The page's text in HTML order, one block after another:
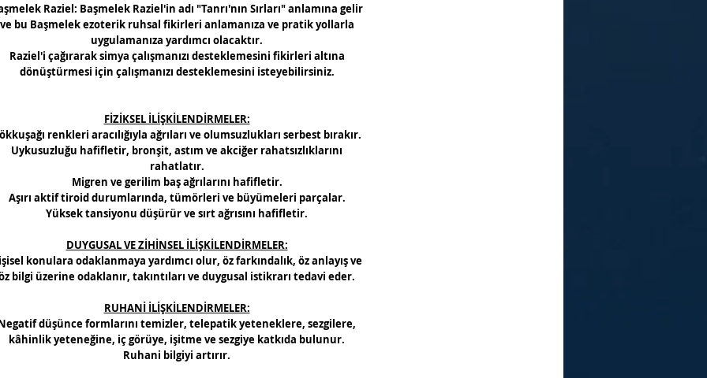
Raziel: Başmelek Raziel'in adı "Tanrı'nın Sırları" anlamına gelir
ve bu Başmelek ezoterik ruhsal fikirleri anlamanıza ve pratik yollarla
uygulamanıza yardımcı olacaktır.
Raziel'i çağırarak simya çalışmanızı desteklemesini fikirleri altına
dönüştürmesi için çalışmanızı desteklemesini isteyebilirsiniz.
FİZİKSEL İLİŞKİLENDİRMELER:
renkleri aracılığıyla ağrıları ve olumsuzlukları serbest bırakır.
Uykusuzluğu hafifletir, bronşit, astım ve akciğer rahatsızlıklarını
rahatlatır.
Migren ve gerilim baş ağrılarını hafifletir.
Aşırı aktif tiroid durumlarında, tümörleri ve büyümeleri parçalar.
Yüksek tansiyonu düşürür ve sırt ağrısını hafifletir.
DUYGUSAL VE ZİHİNSEL İLİŞKİLENDİRMELER:
konulara odaklanmaya yardımcı olur, öz farkındalık, öz anlayış ve
bilgi üzerine odaklanır, takıntıları ve duygusal istikrarı tedavi eder.
RUHANİ İLİŞKİLENDİRMELER:
düşünce formlarını temizler, telepatik yeteneklere, sezgilere,
kâhinlik yeteneğine, iç görüye, işitme ve sezgiye katkıda bulunur.
Ruhani bilgiyi artırır.